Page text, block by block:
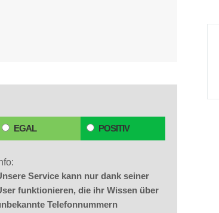
EGAL POSITIV
Service kann nur dank seiner
funktionieren, die ihr Wissen über
Telefonnummern